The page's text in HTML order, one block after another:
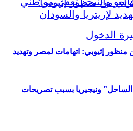
ونيجيريا بسبب تصريحات
إثيوبي: اتهامات لمصر وتهديد